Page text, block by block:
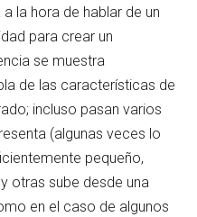
la hora de hablar de un
para crear un
se muestra
de las características de
incluso pasan varios
(algunas veces lo
pequeño,
otras sube desde una
en el caso de algunos